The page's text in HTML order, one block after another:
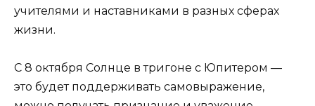
учителями и наставниками в разных сферах
жизни.
С 8 октября Солнце в тригоне с Юпитером —
это будет поддерживать самовыражение,